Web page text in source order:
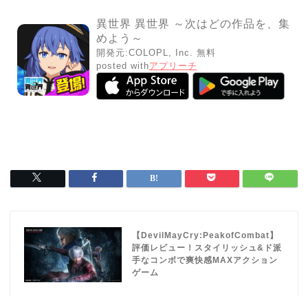
異世界 異世界 ～次はどの作品を、集
めよう～
開発元:COLOPL, Inc.
無料
posted withアプリーチ
【DevilMayCry:PeakofCombat】
評価レビュー！スタイリッシュ&ド派
手なコンボで爽快感MAXアクション
ゲーム